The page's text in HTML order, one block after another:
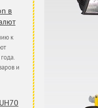
в
к
и